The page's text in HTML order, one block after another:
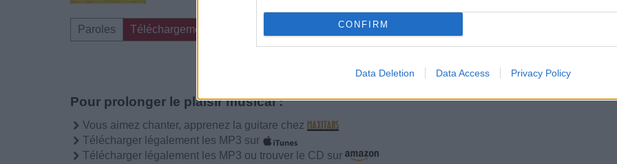
CONFIRM
Data Deletion Data Access Privacy Policy
Paroles Téléchargement Commentaires
Pour prolonger le plaisir musical :
Vous aimez chanter, apprenez la guitare chez
Télécharger légalement les MP3 sur
Télécharger légalement les MP3 ou trouver le CD sur